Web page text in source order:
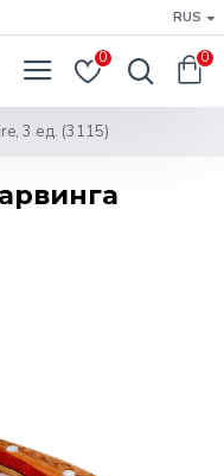
RUS
0 0
3 ед. (3115)